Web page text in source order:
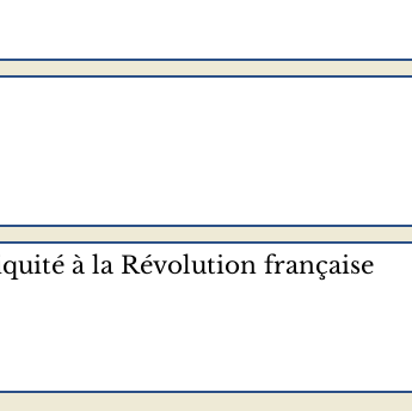
à la Révolution française